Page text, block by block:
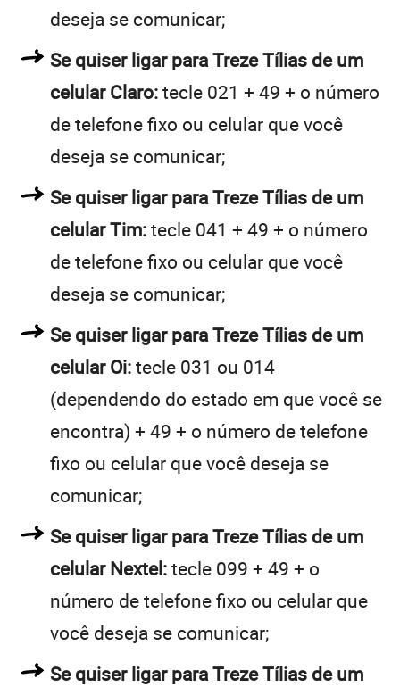
deseja se comunicar;
Se quiser ligar para Treze Tílias de um
celular Claro:tecle 021 + 49 + o número
de telefone fixo ou celular que você
deseja se comunicar;
Se quiser ligar para Treze Tílias de um
celular Tim:tecle 041 + 49 + o número
de telefone fixo ou celular que você
deseja se comunicar;
Se quiser ligar para Treze Tílias de um
celular Oi:tecle 031 ou 014
(dependendo do estado em que você se
encontra) + 49 + o número de telefone
fixo ou celular que você deseja se
comunicar;
Se quiser ligar para Treze Tílias de um
celular Nextel:tecle 099 + 49 + o
número de telefone fixo ou celular que
você deseja se comunicar;
Se quiser ligar para Treze Tílias de um